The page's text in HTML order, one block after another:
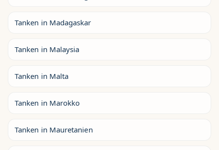
Tanken in Madagaskar
Tanken in Malaysia
Tanken in Malta
Tanken in Marokko
Tanken in Mauretanien